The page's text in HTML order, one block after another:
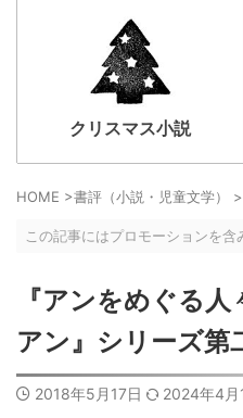
クリスマス小説
HOME >書評（小説・児童文学） >
この記事にはプロモーションを含
『アンをめぐる
アン』シリーズ第
2018年5月17日 2024年4月